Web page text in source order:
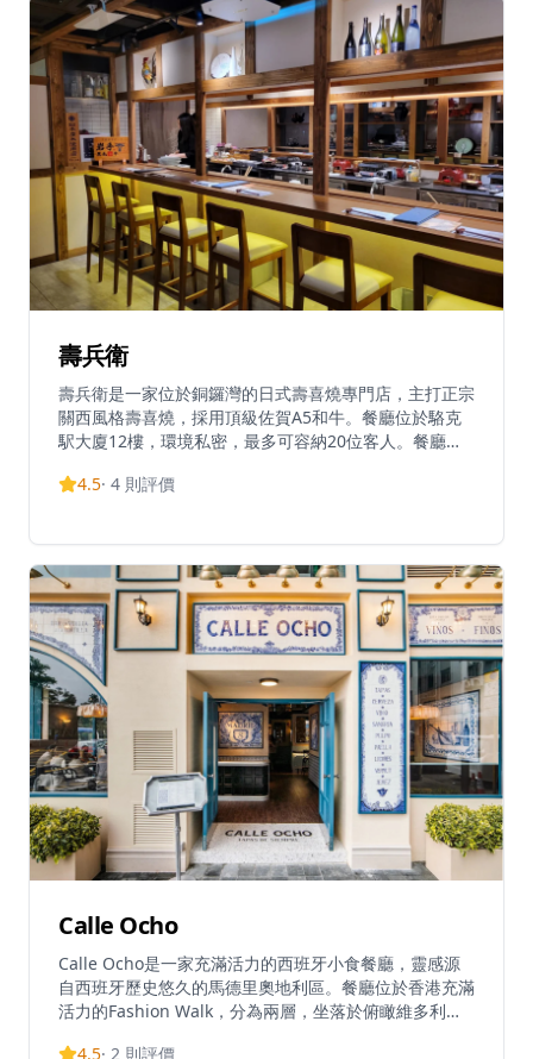
壽兵衛
壽兵衛是一家位於銅鑼灣的日式壽喜燒專門店，主打正宗
關西風格壽喜燒，採用頂級佐賀A5和牛。餐廳位於駱克
駅大廈12樓，環境私密，最多可容納20位客人。餐廳以
的東京街頭氛圍。壽兵衛以席前烹調服務聞名，大廚會在
日本和牛西冷及日本黑豚西冷，配以招牌柚子酸汁烏冬。
前菜包括水煮鮑魚、螢光魷魚、北海道粟米，以及創意料
理如海膽和牛他他配水晶梨、和牛、海膽、魚子醬及鵪鶉
蛋黃。餐廳亦提供新鮮刺身拼盤，包括北海道帶子、吞拿
魚腩及鹽漬海膽。營業時間為每日12:00-15:30及17:30-
23:00。壽兵衛獲得4.6/5評分，並入選2025年夏季香港
餐廳週優勝餐廳，以優質食材、正宗日本風味及高性價比
備受讚賞。餐廳週末經常滿座，強烈建議提前預訂。
4.5· 4 則評價
Calle Ocho
Calle Ocho是一家充滿活力的西班牙小食餐廳，靈感源
自西班牙歷史悠久的馬德里奧地利區。餐廳位於香港充滿
活力的Fashion Walk，分為兩層，坐落於俯瞰維多利亞
4.5· 2 則評價